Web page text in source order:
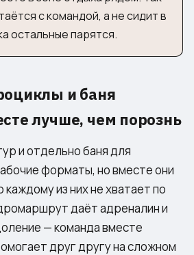
с командой, а не сидит в
остальные парятся.
и баня
лучше, чем порознь
и отдельно баня для
форматы, но вместе они
из них не хватает по
даёт адреналин и
— команда вместе
друг другу на сложном